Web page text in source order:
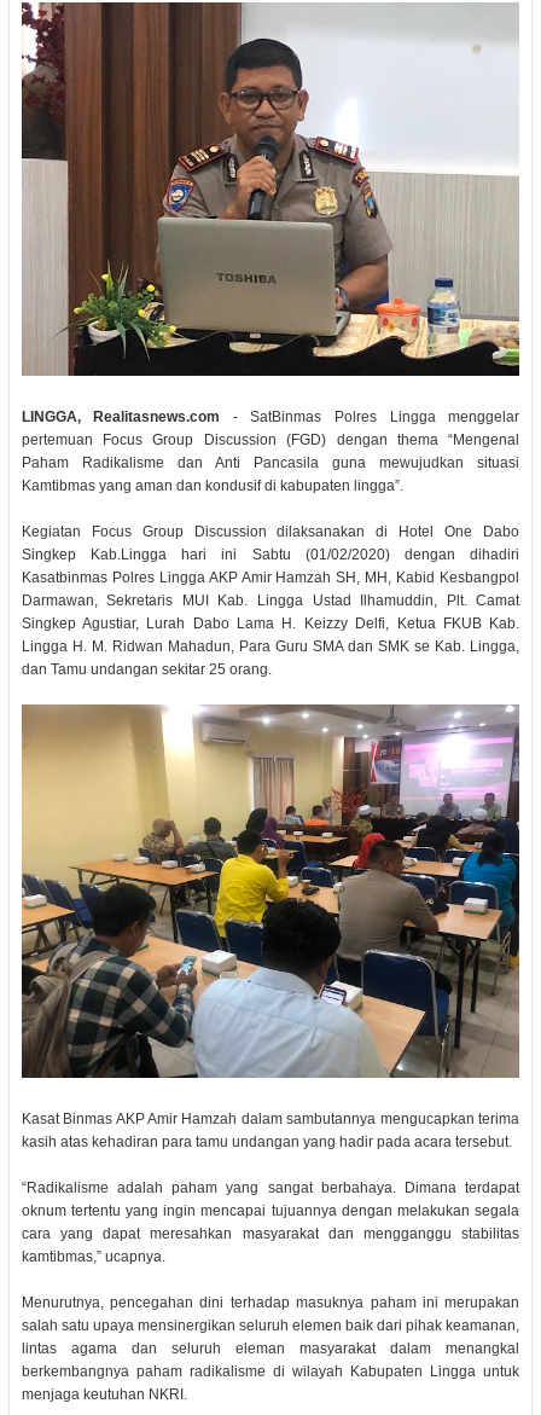
LINGGA, Realitasnews.com - SatBinmas Polres Lingga menggelar
pertemuan Focus Group Discussion (FGD) dengan thema “Mengenal
Paham Radikalisme dan Anti Pancasila guna mewujudkan situasi
Kamtibmas yang aman dan kondusif di kabupaten lingga”.
Kegiatan Focus Group Discussion dilaksanakan di Hotel One Dabo
Singkep Kab.Lingga hari ini Sabtu (01/02/2020) dengan dihadiri
Kasatbinmas Polres Lingga AKP Amir Hamzah SH, MH, Kabid Kesbangpol
Darmawan, Sekretaris MUI Kab. Lingga Ustad Ilhamuddin, Plt. Camat
Singkep Agustiar, Lurah Dabo Lama H. Keizzy Delfi, Ketua FKUB Kab.
Lingga H. M. Ridwan Mahadun, Para Guru SMA dan SMK se Kab. Lingga,
dan Tamu undangan sekitar 25 orang.
Kasat Binmas AKP Amir Hamzah dalam sambutannya mengucapkan terima
kasih atas kehadiran para tamu undangan yang hadir pada acara tersebut.
“Radikalisme adalah paham yang sangat berbahaya. Dimana terdapat
oknum tertentu yang ingin mencapai tujuannya dengan melakukan segala
cara yang dapat meresahkan masyarakat dan mengganggu stabilitas
kamtibmas,” ucapnya.
Menurutnya, pencegahan dini terhadap masuknya paham ini merupakan
salah satu upaya mensinergikan seluruh elemen baik dari pihak keamanan,
lintas agama dan seluruh eleman masyarakat dalam menangkal
berkembangnya paham radikalisme di wilayah Kabupaten Lingga untuk
menjaga keutuhan NKRI.